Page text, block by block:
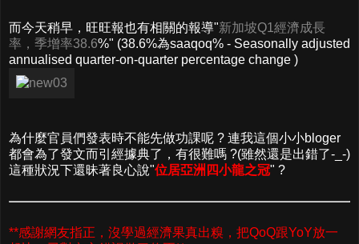
而今天稍早，旺旺報也有相關的報導"新加坡Q1經濟成長
率，季增率38.6%" (38.6%為saaqoq% - Seasonally adjusted
annualised quarter-on-quarter percentage change )
為什麼官員們發表時不能先做功課呢 ? 連我這個小小bloger
都會為了發文而引經據典了，有很難嗎 ?(雖然還是出錯了-_-)
這種狀況下還昧著良心說"位居亞洲四小龍之冠" ?
**感謝網友指正，沒學過經濟果真出糗，把QoQ跟YoY放一